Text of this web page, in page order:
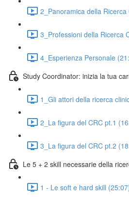
2_Panoramica della Ricerca
3_Professioni della Ricerca
4_Esperienza Personale
Study Coordinator: inizia la tua
1_Gli attori della ricerca
2_La figura del CRC pt.1
3_La figura del CRC pt.2
Le 5 + 2 skill necessarie della
1 - Le soft e hard skill